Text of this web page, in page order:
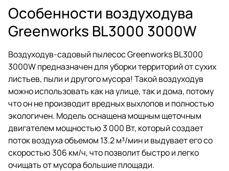
Особенности воздуходува
Greenworks BL3000 3000W
Воздуходув-садовый пылесос Greenworks BL3000
3000W предназначен для уборки территорий от сухих
листьев, пыли и другого мусора! Такой воздуходув
можно использовать как на улице, так и дома, потому
что он не производит вредных выхлопов и полностью
экологичен. Модель оснащена мощным щеточным
двигателем мощностью 3 000 Вт, который создает
поток воздуха объемом 13.2 м³/мин и выдувает его со
скоростью 306 км/ч, что позволит быстро и легко
очищать от мусора большие площади.